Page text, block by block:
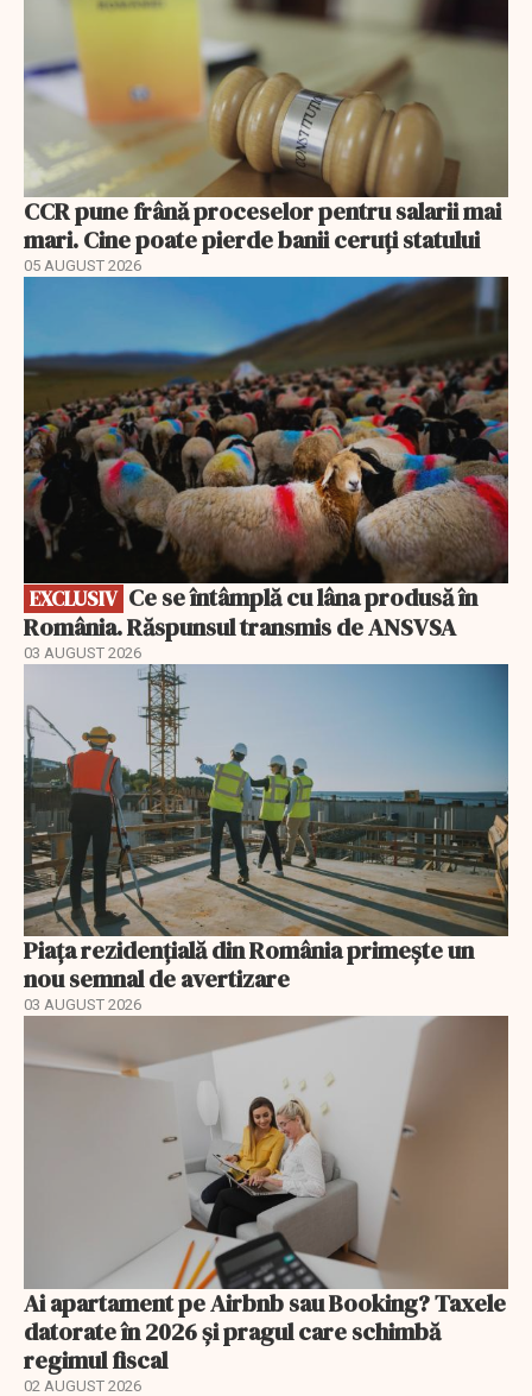
CCR pune frână proceselor pentru salarii mai
mari. Cine poate pierde banii ceruți statului
05 AUGUST 2026
EXCLUSIV
România. Răspunsul transmis de ANSVSA
03 AUGUST 2026
Piața rezidențială din România primește un
nou semnal de avertizare
03 AUGUST 2026
Ai apartament pe Airbnb sau Booking? Taxele
datorate în 2026 și pragul care schimbă
regimul fiscal
02 AUGUST 2026